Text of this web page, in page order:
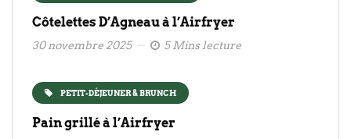
Côtelettes D’Agneau à l’Airfryer
30 novembre 2025 5 Mins lecture
PETIT-DÉJEUNER & BRUNCH
Pain grillé à l’Airfryer